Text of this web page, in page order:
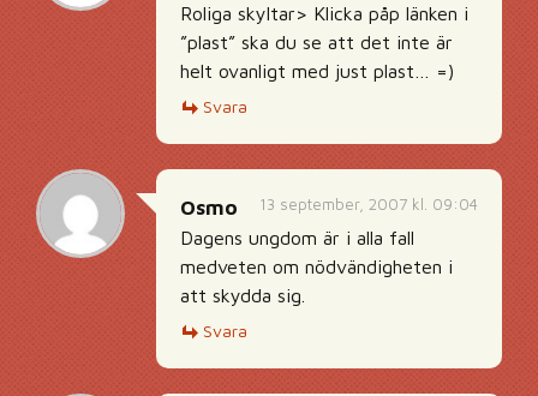
Roliga skyltar> Klicka påp länken i
”plast” ska du se att det inte är
helt ovanligt med just plast… =)
Svara
13 september, 2007 kl. 09:04
Osmo
Dagens ungdom är i alla fall
medveten om nödvändigheten i
att skydda sig.
Svara